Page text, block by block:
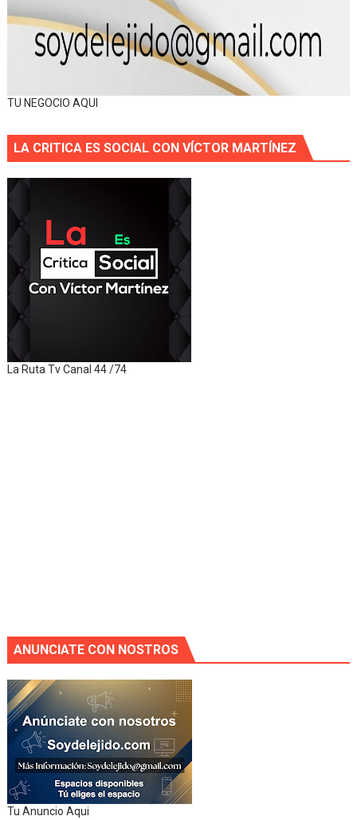
TU NEGOCIO AQUI
LA CRITICA ES SOCIAL CON VÍCTOR MARTÍNEZ
La Ruta Tv Canal 44 /74
ANUNCIATE CON NOSTROS
Tu Anuncio Aqui